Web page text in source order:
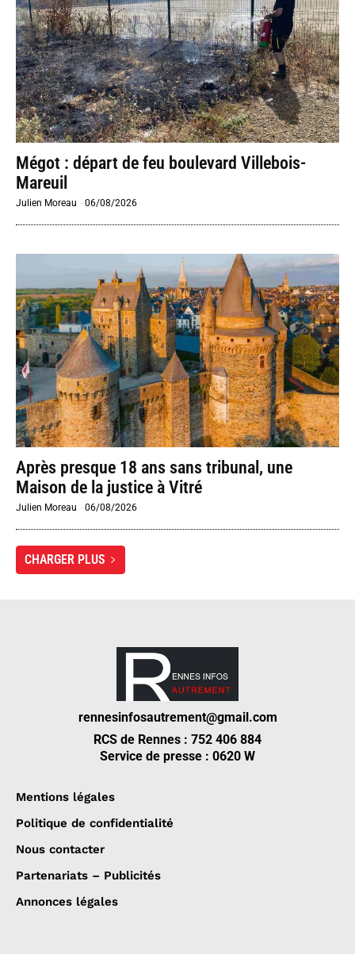
Mégot : départ de feu boulevard Villebois-
Mareuil
Julien Moreau -06/08/2026
Après presque 18 ans sans tribunal, une
Maison de la justice à Vitré
Julien Moreau -06/08/2026
CHARGER PLUS
rennesinfosautrement@gmail.com
RCS de Rennes : 752 406 884
Service de presse : 0620 W
Mentions légales
Politique de confidentialité
Nous contacter
Partenariats – Publicités
Annonces légales